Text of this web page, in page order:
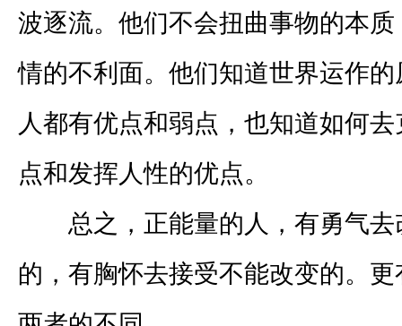
波逐流。他们不会扭曲事物的本
情的不利面。他们知道世界运作
人都有优点和弱点，也知道如何
点和发挥人性的优点。
总之，正能量的人，有勇气去
的，有胸怀去接受不能改变的。